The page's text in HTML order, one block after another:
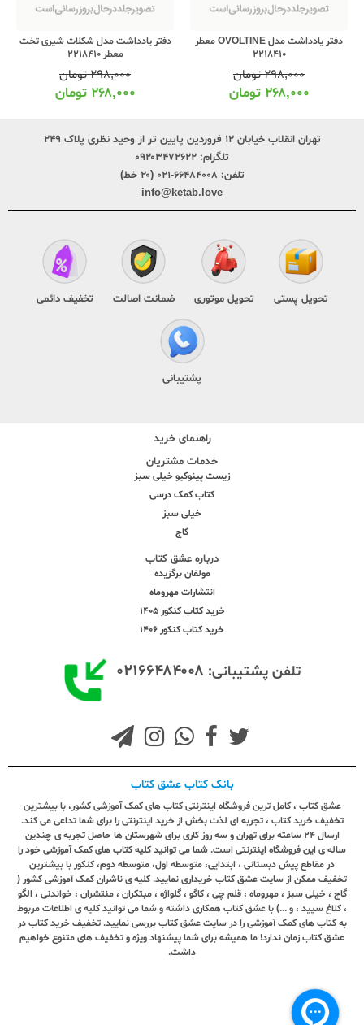
دفتر یادداشت مدل OVOLTINE معطر
2218410
۲۹۸,۰۰۰تومان
۲۶۸,۰۰۰ تومان
دفتر یادداشت مدل شکلات شیری تخت
معطر 2218410
۲۹۸,۰۰۰تومان
۲۶۸,۰۰۰ تومان
تهران انقلاب خیابان ۱۲ فروردین پایین تر از وحید نظری پلاک ۲۴۹
تلگرام: ۰۹۲۰۳۴۷۲۶۲۲
تلفن: ۶۶۴۸۴۰۰۸-۰۲۱ (۲۰ خط)
info@ketab.love
تحویل پستی تحویل موتوری ضمانت اصالت تخفیف دائمی
پشتیبانی
راهنمای خرید
خدمات مشتریان
زیست پینوکیو خیلی سبز
کتاب کمک درسی
خیلی سبز
گاج
درباره عشق کتاب
مولفان برگزیده
انتشارات مهروماه
خرید کتاب کنکور 1405
خرید کتاب کنکور 1406
تلفن پشتیبانی: ۰۲۱۶۶۴۸۴۰۰۸
بانک کتاب عشق کتاب
عشق کتاب ، کامل ترین فروشگاه اینترنتی کتاب های کمک آموزشی کشور، با بیشترین
تخفیف خرید کتاب ، تجربه ای لذت بخش از خرید اینترنتی را برای شما تداعی می کند.
ارسال ٢٤ ساعته برای تهران و سه روز کاری برای شهرستان ها حاصل تجربه ی چندین
ساله ی این فروشگاه اینترنتی است. شما می توانید کلیه کتاب های کمک آموزشی خود را
در مقاطع پیش دبستانی ، ابتدایی، متوسطه اول، متوسطه دوم، کنکور با بیشترین
تخفیف ممکن از سایت عشق کتاب خریداری نمایید. کلیه ی ناشران کمک آموزشی کشور (
گاج ، خیلی سبز ، مهروماه ، قلم چی ، کاگو ، گلواژه ، مبتکران ، منتشران ، خواندنی ، الگو
، کلاغ سپید ، و ...) با عشق کتاب همکاری داشته و شما می توانید کلیه ی اطلاعات مربوط
به کتاب های کمک آموزشی را در سایت عشق کتاب بررسی نمایید. تخفیف خرید کتاب در
عشق کتاب زمان ندارد! ما همیشه برای شما پیشنهاد ویژه و تخفیف های متنوع خواهیم
داشت.